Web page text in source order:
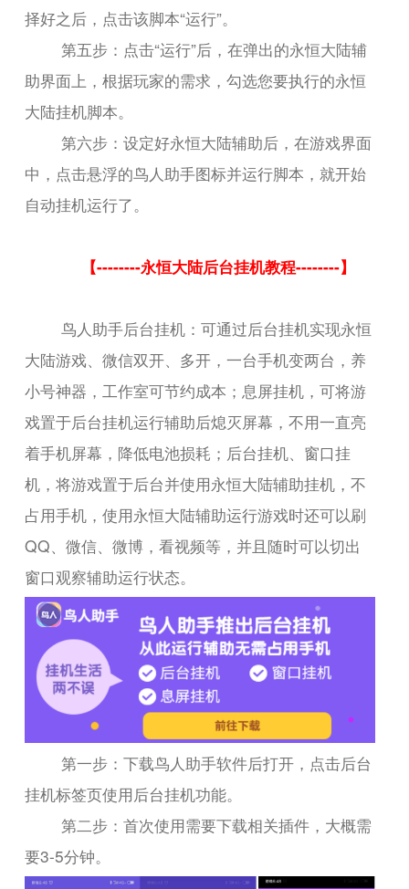
择好之后，点击该脚本“运行”。
第五步：点击“运行”后，在弹出的永恒大陆辅
助界面上，根据玩家的需求，勾选您要执行的永恒
大陆挂机脚本。
第六步：设定好永恒大陆辅助后，在游戏界面
中，点击悬浮的鸟人助手图标并运行脚本，就开始
自动挂机运行了。
【--------永恒大陆后台挂机教程--------】
鸟人助手后台挂机：可通过后台挂机实现永恒
大陆游戏、微信双开、多开，一台手机变两台，养
小号神器，工作室可节约成本；息屏挂机，可将游
戏置于后台挂机运行辅助后熄灭屏幕，不用一直亮
着手机屏幕，降低电池损耗；后台挂机、窗口挂
机，将游戏置于后台并使用永恒大陆辅助挂机，不
占用手机，使用永恒大陆辅助运行游戏时还可以刷
QQ、微信、微博，看视频等，并且随时可以切出
窗口观察辅助运行状态。
第一步：下载鸟人助手软件后打开，点击后台
挂机标签页使用后台挂机功能。
第二步：首次使用需要下载相关插件，大概需
要3-5分钟。